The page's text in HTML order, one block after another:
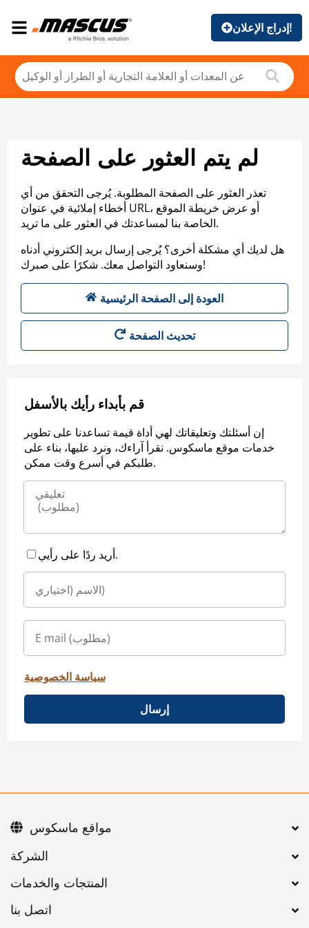
إدراج الإعلان!
لم يتم العثور على الصفحة
تعذر العثور على الصفحة المطلوبة. يُرجى التحقق من أي
أخطاء إملائية في عنوان URL، أو عرض خريطة الموقع
الخاصة بنا لمساعدتك في العثور على ما تريد.
هل لديك أي مشكلة أخرى؟ يُرجى إرسال بريد إلكتروني أدناه
وسنعاود التواصل معك. شكرًا على صبرك!
العودة إلى الصفحة الرئيسية
تحديث الصفحة
قم بأبداء رأيك بالأسفل
إن أسئلتك وتعليقاتك لهي أداة قيمة تساعدنا على تطوير
خدمات موقع ماسكوس. نقرأ آراءك، ونرد عليها، بناء على
طلبكم في أسرع وقت ممكن.
أريد ردًا على رأيي.
سياسة الخصوصية
إرسال
اتصل بنا
مواقع ماسكوس